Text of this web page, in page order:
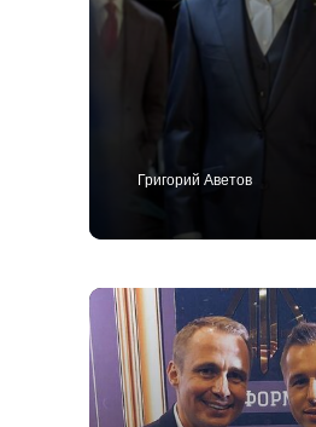
Григорий Аветов
+7 495 414-25-57